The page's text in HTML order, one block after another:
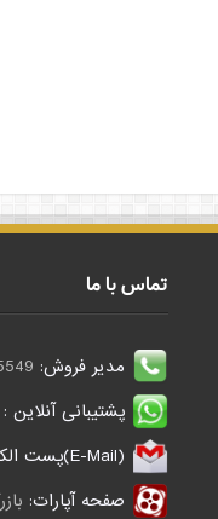
تماس با ما
مدیر فروش:
پشتیبانی آنلاین :
(E-Mail)پست الکترونیکی :
صفحه آپارات: